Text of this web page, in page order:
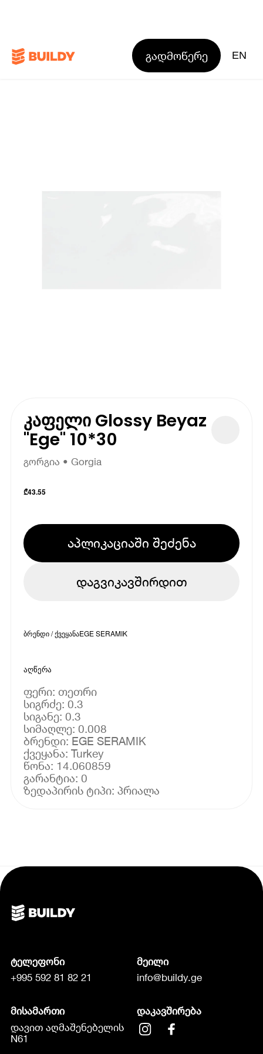
გადმოწერე EN
კაფელი Glossy Beyaz
"Ege" 10*30
გორგია • Gorgia
₾43.55
აპლიკაციაში შეძენა
დაგვიკავშირდით
ბრენდი / ქვეყანაEGE SERAMIK
აღწერა
ფერი: თეთრი
სიგრძე: 0.3
სიგანე: 0.3
სიმაღლე: 0.008
ბრენდი: EGE SERAMIK
ქვეყანა: Turkey
წონა: 14.060859
გარანტია: 0
ტელეფონი
+995 592 81 82 21
მეილი
info@buildy.ge
მისამართი
დავით აღმაშენებელის
N61
დაკავშირება